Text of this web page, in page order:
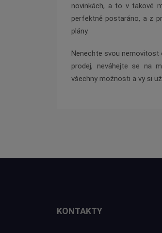
novinkách, a to v takové
perfektně postaráno, a z
plány.
Nenechte svou nemovitost
prodej, neváhejte se na
všechny možnosti a vy si
KONTAKTY